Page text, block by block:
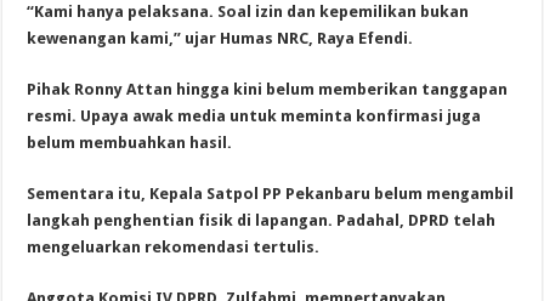
“Kami hanya pelaksana. Soal izin dan kepemilikan bukan
kewenangan kami,” ujar Humas NRC, Raya Efendi.
Pihak Ronny Attan hingga kini belum memberikan tanggapan
resmi. Upaya awak media untuk meminta konfirmasi juga
belum membuahkan hasil.
Sementara itu, Kepala Satpol PP Pekanbaru belum mengambil
langkah penghentian fisik di lapangan. Padahal, DPRD telah
mengeluarkan rekomendasi tertulis.
Anggota Komisi IV DPRD, Zulfahmi, mempertanyakan